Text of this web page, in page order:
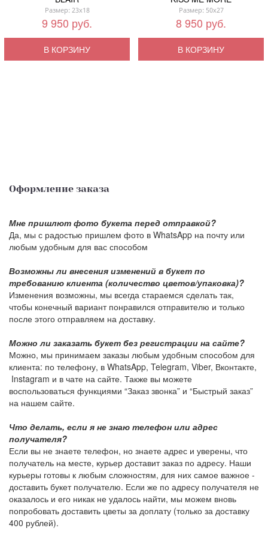
Размер: 23x18
9 950 руб.
В КОРЗИНУ
Размер: 50x27
8 950 руб.
В КОРЗИНУ
Оформление заказа
Мне пришлют фото букета перед отправкой?
Да, мы с радостью пришлем фото в WhatsApp на почту или
любым удобным для вас способом
Возможны ли внесения изменений в букет по
требованию клиента (количество цветов/упаковка)?
Изменения возможны, мы всегда стараемся сделать так,
чтобы конечный вариант понравился отправителю и только
после этого отправляем на доставку.
Можно ли заказать букет без регистрации на сайте?
Можно, мы принимаем заказы любым удобным способом для
клиента: по телефону, в WhatsApp, Telegram, Viber, Вконтакте,
Instagram и в чате на сайте. Также вы можете
воспользоваться функциями “Заказ звонка” и “Быстрый заказ”
на нашем сайте.
Что делать, если я не знаю телефон или адрес
получателя?
Если вы не знаете телефон, но знаете адрес и уверены, что
получатель на месте, курьер доставит заказ по адресу. Наши
курьеры готовы к любым сложностям, для них самое важное -
доставить букет получателю. Если же по адресу получателя не
оказалось и его никак не удалось найти, мы можем вновь
попробовать доставить цветы за доплату (только за доставку
400 рублей).